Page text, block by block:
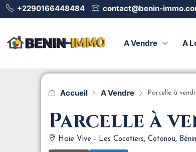
+2290166448484 contact@benin-
A Vendre A
Accueil A Vendre Parcelle à
Parcelle à
Haie Vive - Les Cocotiers, Cotonou, Bénin